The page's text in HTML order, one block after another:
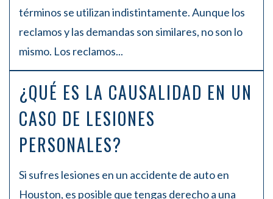
términos se utilizan indistintamente. Aunque los
reclamos y las demandas son similares, no son lo
mismo. Los reclamos...
¿QUÉ ES LA CAUSALIDAD EN UN
CASO DE LESIONES
PERSONALES?
Si sufres lesiones en un accidente de auto en
Houston, es posible que tengas derecho a una